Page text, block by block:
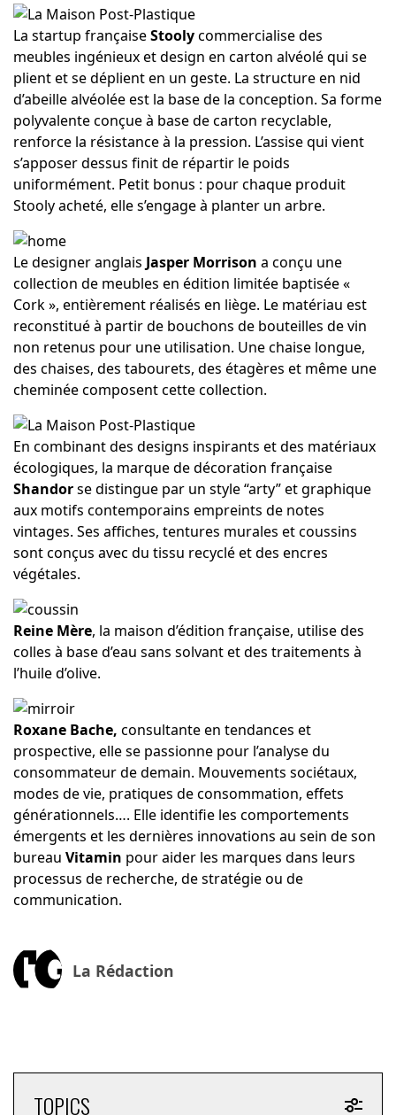
La startup françaiseStoolycommercialise des
meubles ingénieux et design en carton alvéolé qui se
plient et se déplient en un geste. La structure en nid
d’abeille alvéolée est la base de la conception. Sa forme
polyvalente conçue à base de carton recyclable,
renforce la résistance à la pression. L’assise qui vient
s’apposer dessus finit de répartir le poids
uniformément. Petit bonus : pour chaque produit
Stooly acheté, elle s’engage à planter un arbre.
Le designer anglais Jasper Morrison a conçu une
collection de meubles en édition limitée baptisée «
Cork », entièrement réalisés en liège. Le matériau est
reconstitué à partir de bouchons de bouteilles de vin
non retenus pour une utilisation. Une chaise longue,
des chaises, des tabourets, des étagères et même une
cheminée composent cette collection.
En combinant des designs inspirants et des matériaux
écologiques, la marque de décoration française
Shandorse distingue par un style “arty” et graphique
aux motifs contemporains empreints de notes
vintages. Ses affiches, tentures murales et coussins
sont conçus avec du tissu recyclé et des encres
végétales.
Reine Mère, la maison d’édition française, utilise des
colles à base d’eau sans solvant et des traitements à
l’huile d’olive.
Roxane Bache, consultante en tendances et
prospective, elle se passionne pour l’analyse du
consommateur de demain. Mouvements sociétaux,
modes de vie, pratiques de consommation, effets
générationnels…. Elle identifie les comportements
émergents et les dernières innovations au sein de son
bureau Vitamin pour aider les marques dans leurs
processus de recherche, de stratégie ou de
communication.
La Rédaction
TOPICS